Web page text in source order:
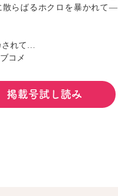
散らばるホクロを暴かれて―
れて…
コメ
掲載号試し読み